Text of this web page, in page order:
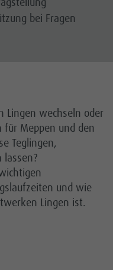
bei Fragen
Lingen wechseln oder
Meppen und den
Teglingen,
lassen?
und wie
Lingen ist.